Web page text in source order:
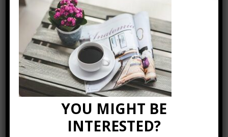
NEWS IN UNA FOTO
YOU MIGHT BE
INTERESTED?